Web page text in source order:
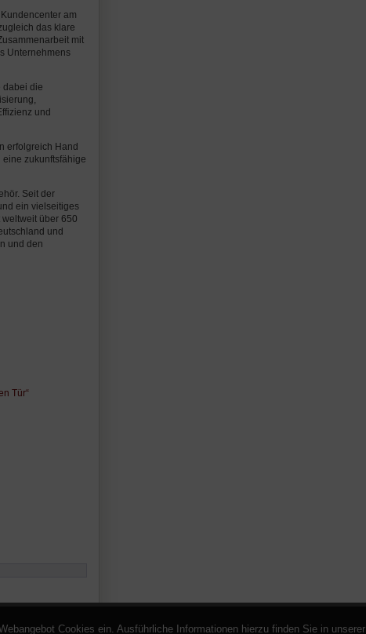
Cookies ein. Ausführliche Informationen hierzu finden Sie in unserer
am
das klare
mit
Unternehmens
dabei die
und
erfolgreich Hand
zukunftsfähige
Seit der
ein vielseitiges
über 650
und
und den
Tür“